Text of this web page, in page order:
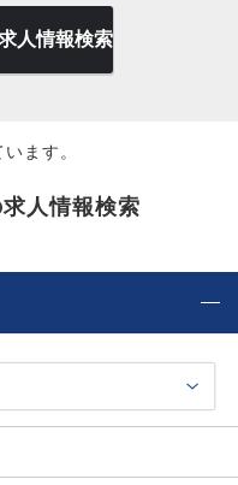
人情報検索
ます。
人情報検索